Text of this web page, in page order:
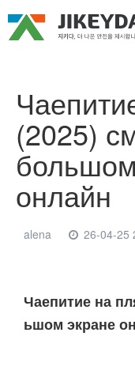
(2025)
онлайн
alena 26-04-25
본문
Чаепитие на
ьшом экране